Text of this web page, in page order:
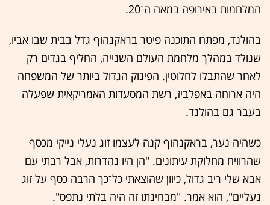
המלחמות באירופה במאה ה־20.
בהולנד, מפתח התוכנה פיטר בראקנהוף גדל בבית שבו אביו,
שנולד במהלך מלחמת העולם השנייה, החליף בגדים רק
לאחר שהתבלו לחלוטין. הפינוק הגדול ביותר של המשפחה
היה ארוחה באפלביז, רשת המסעדות האמריקאית שפעלה
בעבר גם בהולנד.
כשהיה נער, בראקנהוף קנה לעצמו זוג נעלי נייקי מכסף
שהרוויח מחלוקת עיתונים. "הן היו נהדרות, אבל רבתי עם
אבא שלי ריב גדול, כיוון שהוצאתי כל־כך הרבה כסף על זוג
נעליים", הוא אמר. "מבחינתו זה היה בלתי נתפס".